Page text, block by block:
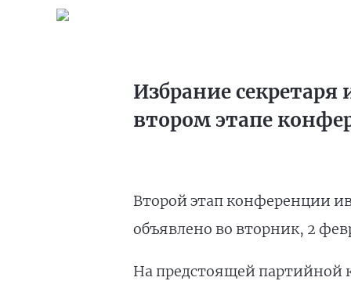
Избрание секретаря
втором этапе
Второй этап конференции
объявлено во вторник, 2
На предстоящей партийной